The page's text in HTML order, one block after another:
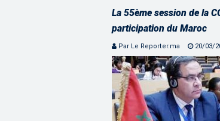
La 55ème session de la
participation du Maroc
Par Le Reporter.ma 20/03/